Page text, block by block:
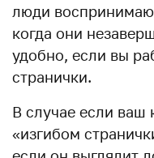
люди
когда они
удобно, если вы
странички.
В случае если ваш
«изгибом